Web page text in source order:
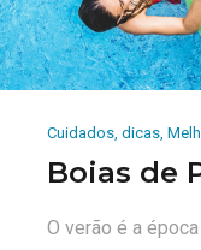
Cuidados, dicas,
Boias de
O verão é a